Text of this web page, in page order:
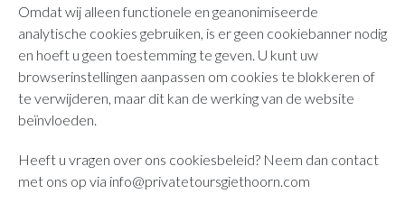
Omdat wij alleen functionele en geanonimiseerde
analytische cookies gebruiken, is er geen cookiebanner nodig
en hoeft u geen toestemming te geven. U kunt uw
browserinstellingen aanpassen om cookies te blokkeren of
te verwijderen, maar dit kan de werking van de website
beïnvloeden.
Heeft u vragen over ons cookiesbeleid? Neem dan contact
met ons op via info@privatetoursgiethoorn.com